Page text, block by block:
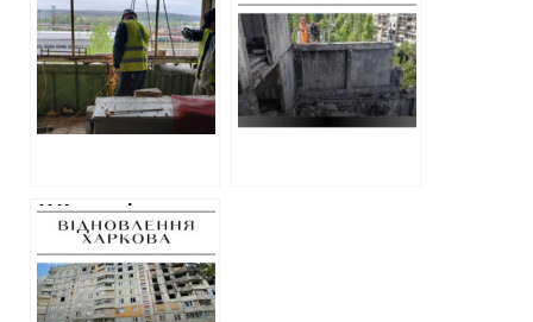
відбудову
харківських
багатоповерхівок
у серпні: які
будинки
профінансували
відновлення
багатоповерхівок
на понад 35
мільйонів гривень
У Харкові менше
ніж за місяць
освоїли 33
мільйони на
ремонт одного